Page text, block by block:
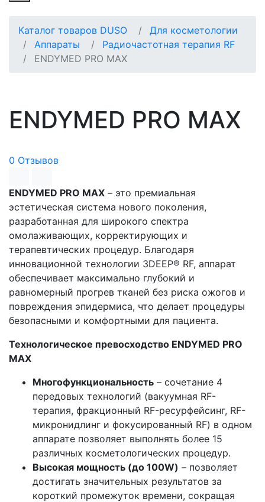
Каталог товаров DUSO
Для косметологии
Аппараты
Радиочастотная терапия RF
ENDYMED PRO MAX
ENDYMED PRO MAX
0 Отзывов
ENDYMED PRO MAX – это премиальная
эстетическая система нового поколения,
разработанная для широкого спектра
омолаживающих, корректирующих и
терапевтических процедур. Благодаря
инновационной технологии 3DEEP® RF, аппарат
обеспечивает максимально глубокий и
равномерный прогрев тканей без риска ожогов и
повреждения эпидермиса, что делает процедуры
безопасными и комфортными для пациента.
Технологическое превосходство ENDYMED PRO
MAX
Многофункциональность – сочетание 4
передовых технологий (вакуумная RF-
терапия, фракционный RF-ресурфейсинг, RF-
микронидлинг и фокусированный RF) в одном
аппарате позволяет выполнять более 15
различных косметологических процедур.
Высокая мощность (до 100W) – позволяет
достигать значительных результатов за
короткий промежуток времени, сокращая